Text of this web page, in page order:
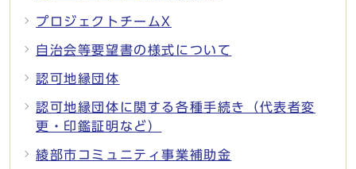
プロジェクトチームX
自治会等要望書の様式について
認可地縁団体
認可地縁団体に関する各種手続き（代表者変
更・印鑑証明など）
綾部市コミュニティ事業補助金